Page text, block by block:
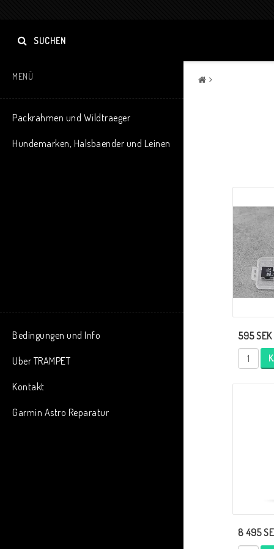
SUCHEN
MENÜ
Packrahmen und Wildtraeger
Hundemarken, Halsbaender und Leinen
Bedingungen und Info
Uber TRAMPET
Kontakt
Garmin Astro Reparatur
595 SEK
8 495